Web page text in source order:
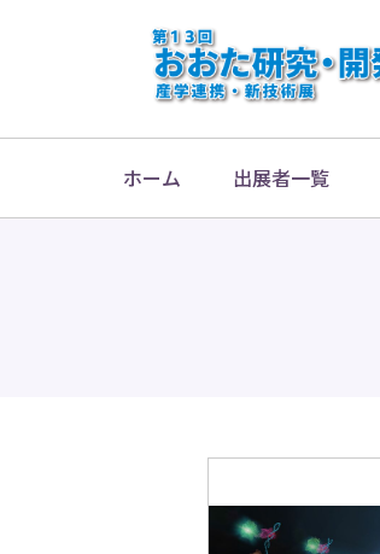
ホーム 出展者一覧